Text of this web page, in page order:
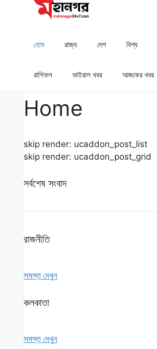
হোম রাজ্য দেশ ⁠বিশ্ব
রাশিফল ⁠⁠ভাইরাল খবর আজকের খবর
Home
skip render: ucaddon_post_list
skip render: ucaddon_post_grid
সর্বশেষ সংবাদ
রাজনীতি
সমস্ত দেখুন
কলকাতা
সমস্ত দেখুন